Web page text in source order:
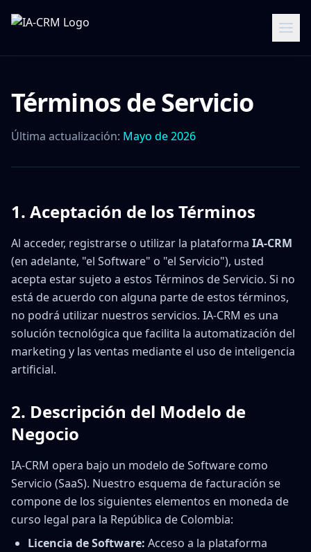
Términos de Servicio
Última actualización: Mayo de 2026
1. Aceptación de los Términos
Al acceder, registrarse o utilizar la plataforma IA-CRM
(en adelante, "el Software" o "el Servicio"), usted
acepta estar sujeto a estos Términos de Servicio. Si no
está de acuerdo con alguna parte de estos términos,
no podrá utilizar nuestros servicios. IA-CRM es una
solución tecnológica que facilita la automatización del
marketing y las ventas mediante el uso de inteligencia
artificial.
2. Descripción del Modelo de
Negocio
IA-CRM opera bajo un modelo de Software como
Servicio (SaaS). Nuestro esquema de facturación se
compone de los siguientes elementos en moneda de
curso legal para la República de Colombia:
Licencia de Software: Acceso a la plataforma